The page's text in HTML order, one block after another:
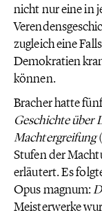
nicht nur eine in
zugleich eine
Demokratien
können.
Bracher hatte
Geschichte über
Machtergreifung
Stufen der
erläutert. Es
Opus magnum:
Meisterwerke